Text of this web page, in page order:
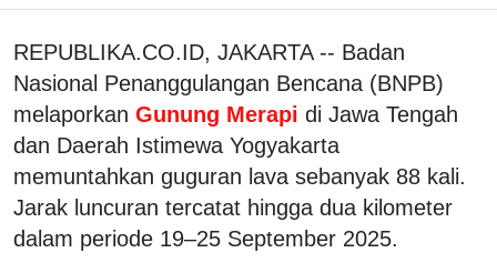
REPUBLIKA.CO.ID, JAKARTA -- Badan
Nasional Penanggulangan Bencana (BNPB)
melaporkan Gunung Merapi di Jawa Tengah
dan Daerah Istimewa Yogyakarta
memuntahkan guguran lava sebanyak 88 kali.
Jarak luncuran tercatat hingga dua kilometer
dalam periode 19–25 September 2025.